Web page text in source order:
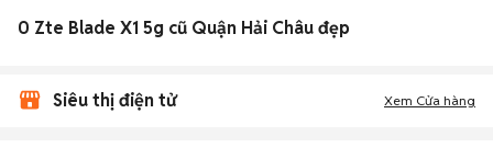
0 Zte Blade X1 5g cũ Quận Hải Châu đẹp
Siêu thị điện tử Xem Cửa hàng